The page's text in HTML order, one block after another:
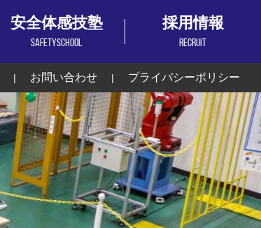
安全体感技塾
SAFETYSCHOOL
採用情報
RECRUIT
お問い合わせ プライバシーポリシー